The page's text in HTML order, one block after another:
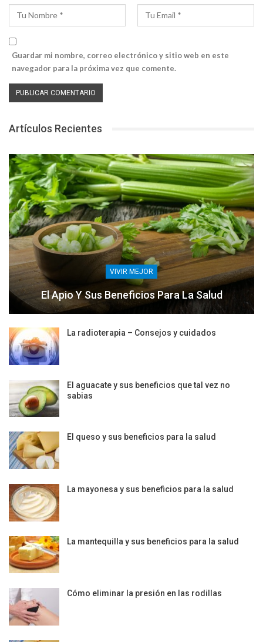
Guardar mi nombre, correo electrónico y sitio web en este
navegador para la próxima vez que comente.
Artículos Recientes
VIVIR MEJOR
El Apio Y Sus Beneficios Para La Salud
La radioterapia – Consejos y cuidados
El aguacate y sus beneficios que tal vez no
sabias
El queso y sus beneficios para la salud
La mayonesa y sus beneficios para la salud
La mantequilla y sus beneficios para la salud
Cómo eliminar la presión en las rodillas